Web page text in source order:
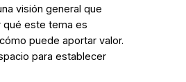
visión general que
este tema es
puede aportar valor.
para establecer